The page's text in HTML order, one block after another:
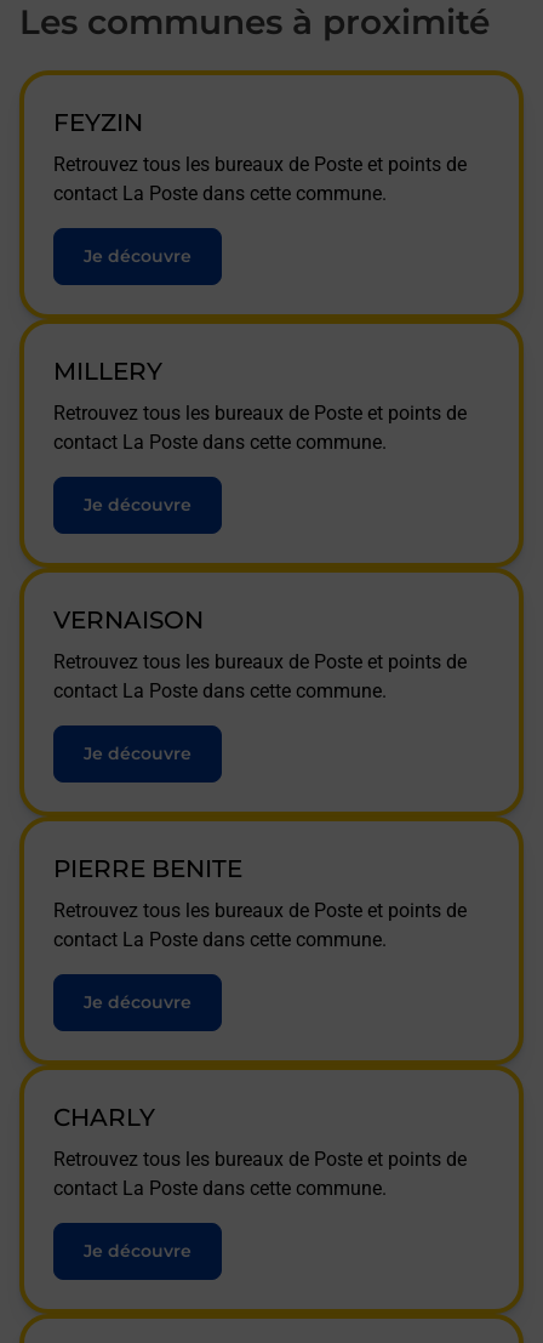
Les communes à proximité
FEYZIN
Retrouvez tous les bureaux de Poste et points de
contact La Poste dans cette commune.
Je découvre
MILLERY
Retrouvez tous les bureaux de Poste et points de
contact La Poste dans cette commune.
Je découvre
VERNAISON
Retrouvez tous les bureaux de Poste et points de
contact La Poste dans cette commune.
Je découvre
PIERRE BENITE
Retrouvez tous les bureaux de Poste et points de
contact La Poste dans cette commune.
Je découvre
CHARLY
Retrouvez tous les bureaux de Poste et points de
contact La Poste dans cette commune.
Je découvre